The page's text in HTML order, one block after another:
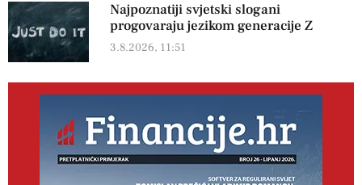
Najpoznatiji svjetski slogani
progovaraju jezikom generacije Z
3.8.2026, 11:51